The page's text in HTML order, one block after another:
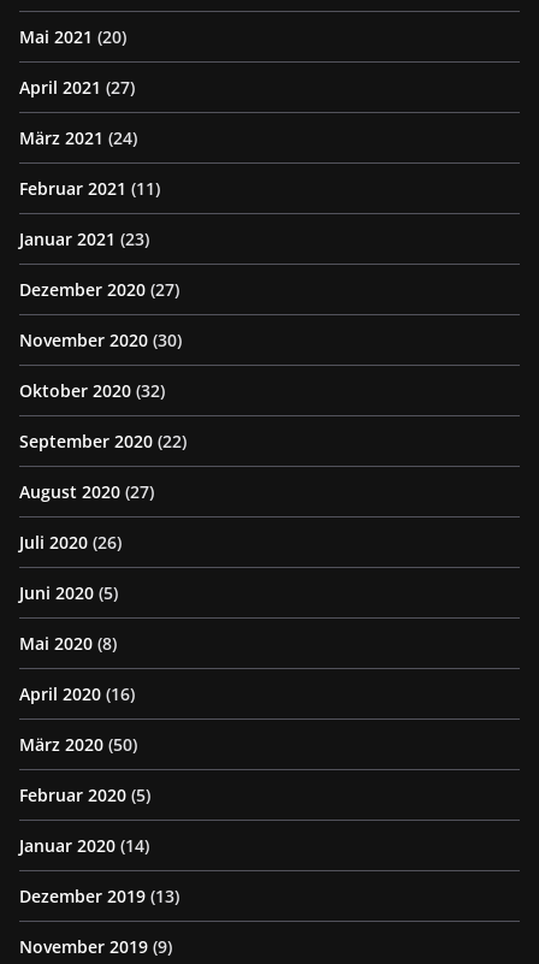
Mai 2021 (20)
April 2021 (27)
März 2021 (24)
Februar 2021 (11)
Januar 2021 (23)
Dezember 2020 (27)
November 2020 (30)
Oktober 2020 (32)
September 2020 (22)
August 2020 (27)
Juli 2020 (26)
Juni 2020 (5)
Mai 2020 (8)
April 2020 (16)
März 2020 (50)
Februar 2020 (5)
Januar 2020 (14)
Dezember 2019 (13)
November 2019 (9)